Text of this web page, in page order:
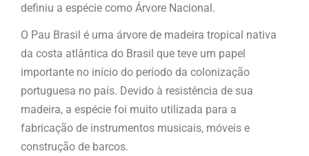
definiu a espécie como Árvore Nacional.
O Pau Brasil é uma árvore de madeira tropical nativa
da costa atlântica do Brasil que teve um papel
importante no início do período da colonização
portuguesa no país. Devido à resistência de sua
madeira, a espécie foi muito utilizada para a
fabricação de instrumentos musicais, móveis e
construção de barcos.